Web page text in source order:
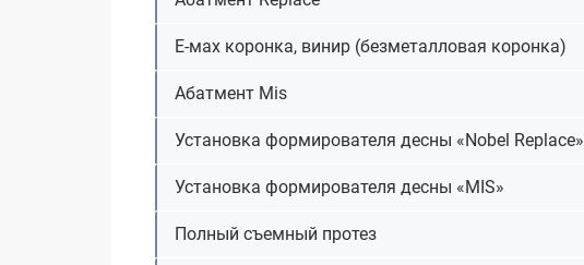
Е-мах коронка, винир (безметалловая коронка)
Абатмент Mis
Установка формирователя десны «Nobel Replace»
Установка формирователя десны «MIS»
Полный съемный протез